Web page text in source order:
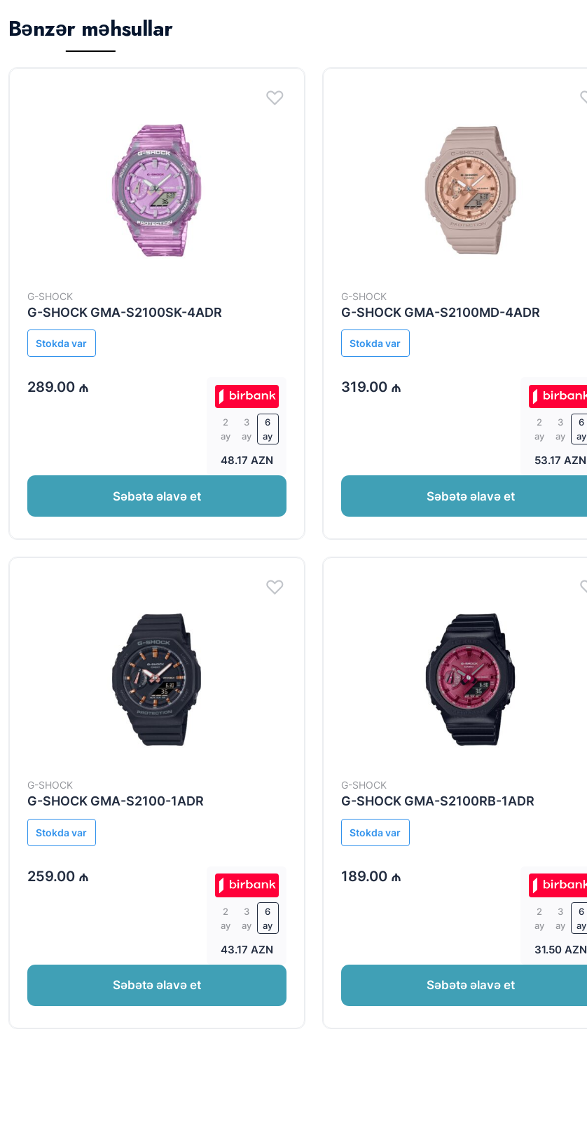
Aylıq ödəniş
Bənzər məhsullar
G-SHOCK
G-SHOCK GMA-S2100SK-4ADR
Stokda var
289.00 ₼
2
ay
3
ay
6
ay
48.17 AZN
Səbətə əlavə et
G-SHOCK
G-SHOCK GMA-S2100MD-4ADR
Stokda var
319.00 ₼
2
ay
3
ay
6
ay
53.17 AZN
Səbətə əlavə et
G-SHOCK
G-SHOCK GMA-S2100-1ADR
Stokda var
259.00 ₼
2
ay
3
ay
6
ay
43.17 AZN
Səbətə əlavə et
G-SHOCK
G-SHOCK GMA-S2100RB-1ADR
Stokda var
189.00 ₼
2
ay
3
ay
6
ay
31.50 AZN
Səbətə əlavə et